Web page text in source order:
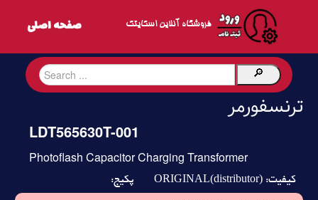
فروشگاه آنلاین اسکایتک
ترنسفورمر
LDT565630T-001
Photoflash Capacitor Charging Transformer
کیفیت: ORIGINAL(distributor) پکیج: